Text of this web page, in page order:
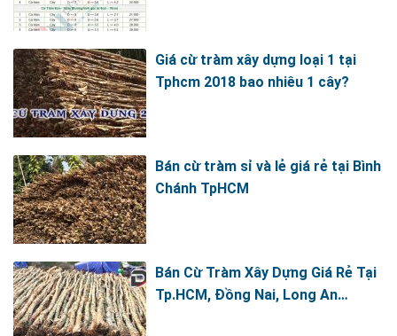
Giá cừ tràm xây dựng loại 1 tại
Tphcm 2018 bao nhiêu 1 cây?
Bán cừ tràm sỉ và lẻ giá rẻ tại Bình
Chánh TpHCM
Bán Cừ Tràm Xây Dựng Giá Rẻ Tại
Tp.HCM, Đồng Nai, Long An…